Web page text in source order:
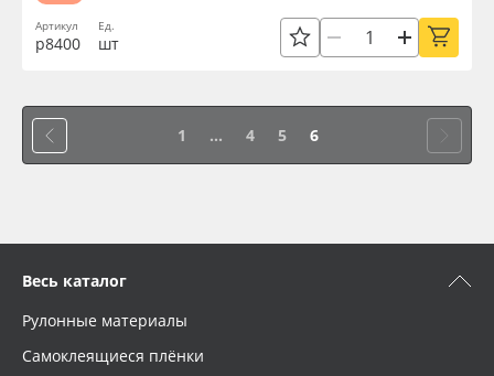
Поставщикам
Инженерные пластики
Оборудование и инструмент
Плёнка монтажная Oratape
Диаметр, мм
Материал
Упаковка
Артикул
р8400
Ед.
шт
1 ... 4 5 6
Весь каталог
Рулонные материалы
Самоклеящиеся плёнки